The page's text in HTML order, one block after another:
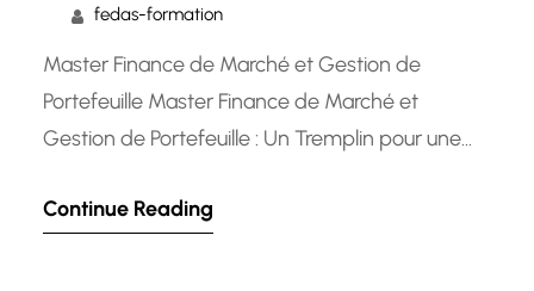
fedas-formation
Master Finance de Marché et Gestion de
Portefeuille Master Finance de Marché et
Gestion de Portefeuille : Un Tremplin pour une
de marché et de la gestion de portefeuille est
Continue Reading